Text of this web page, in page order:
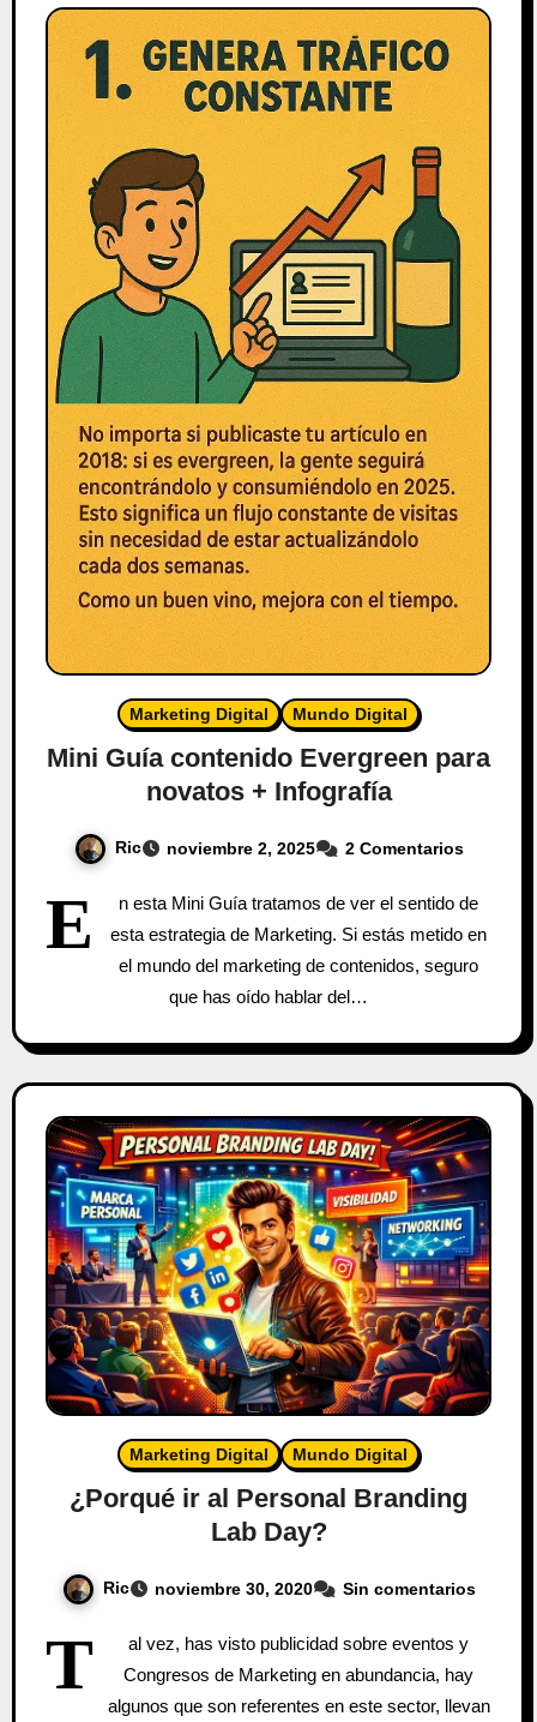
Marketing Digital Mundo Digital
Mini Guía contenido Evergreen para
novatos + Infografía
Ric noviembre 2, 2025 2 Comentarios
E
n esta Mini Guía tratamos de ver el sentido de
esta estrategia de Marketing. Si estás metido en
el mundo del marketing de contenidos, seguro
que has oído hablar del…
Marketing Digital Mundo Digital
¿Porqué ir al Personal Branding
Lab Day?
Ric noviembre 30, 2020 Sin comentarios
T
al vez, has visto publicidad sobre eventos y
Congresos de Marketing en abundancia, hay
algunos que son referentes en este sector, llevan